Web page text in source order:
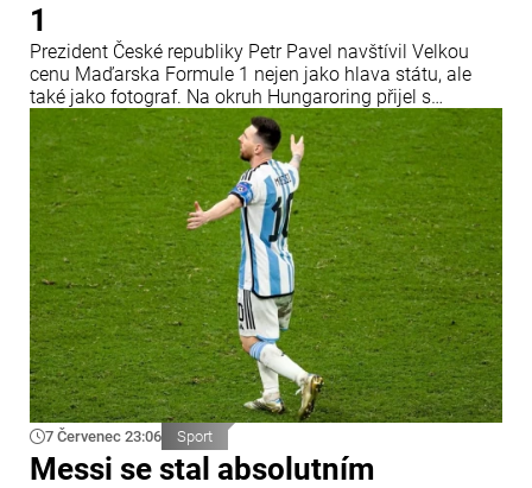
1
Prezident České republiky Petr Pavel navštívil Velkou
cenu Maďarska Formule 1 nejen jako hlava státu, ale
také jako fotograf. Na okruh Hungaroring přijel s
profesionální fotografickou technikou a oficiální
akreditací Mezinárodní automobilové federace (FIA).
7 Červenec 23:06 Sport
Messi se stal absolutním